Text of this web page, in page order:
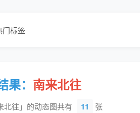
门标签
果： 南来北往
北往」的动态图共有 11 张